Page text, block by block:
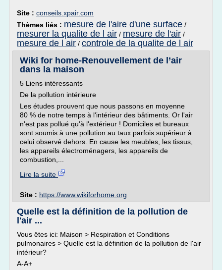
Site : conseils.xpair.com
Thèmes liés : mesure de l'aire d'une surface /
mesurer la qualite de l air / mesure de l'air /
mesure de l air / controle de la qualite de l air
Wiki for home-Renouvellement de l’air
dans la maison
5 Liens intéressants
De la pollution intérieure
Les études prouvent que nous passons en moyenne
80 % de notre temps à l'intérieur des bâtiments. Or l'air
n'est pas pollué qu'à l'extérieur ! Domiciles et bureaux
sont soumis à une pollution au taux parfois supérieur à
celui observé dehors. En cause les meubles, les tissus,
les appareils électroménagers, les appareils de
combustion,...
Lire la suite
Site : https://www.wikiforhome.org
Quelle est la définition de la pollution de
l'air ...
Vous êtes ici: Maison > Respiration et Conditions
pulmonaires > Quelle est la définition de la pollution de l'air
intérieur?
A-A+